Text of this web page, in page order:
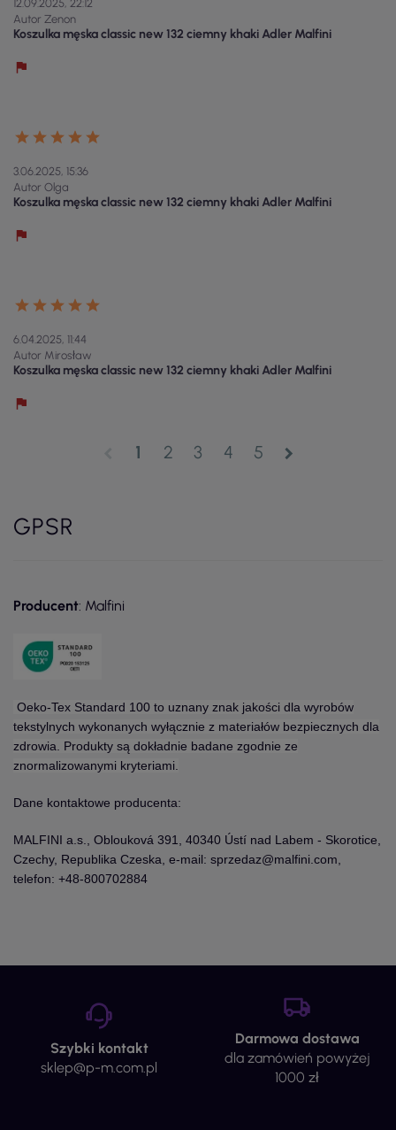
12.09.2025, 22:12
Autor Zenon
Koszulka męska classic new 132 ciemny khaki Adler Malfini
3.06.2025, 15:36
Autor Olga
Koszulka męska classic new 132 ciemny khaki Adler Malfini
6.04.2025, 11:44
Autor Mirosław
Koszulka męska classic new 132 ciemny khaki Adler Malfini
1 2 3 4 5 chevron_right
GPSR
Producent: Malfini
Oeko-Tex Standard 100 to uznany znak jakości dla wyrobów
tekstylnych wykonanych wyłącznie z materiałów bezpiecznych dla
zdrowia. Produkty są dokładnie badane zgodnie ze
znormalizowanymi kryteriami.
Dane kontaktowe producenta:
MALFINI a.s., Oblouková 391, 40340 Ústí nad Labem - Skorotice,
Czechy, Republika Czeska, e-mail: sprzedaz@malfini.com,
telefon: +48-800702884
Szybki kontakt
sklep@p-m.com.pl
Darmowa dostawa
dla zamówień powyżej
1000 zł